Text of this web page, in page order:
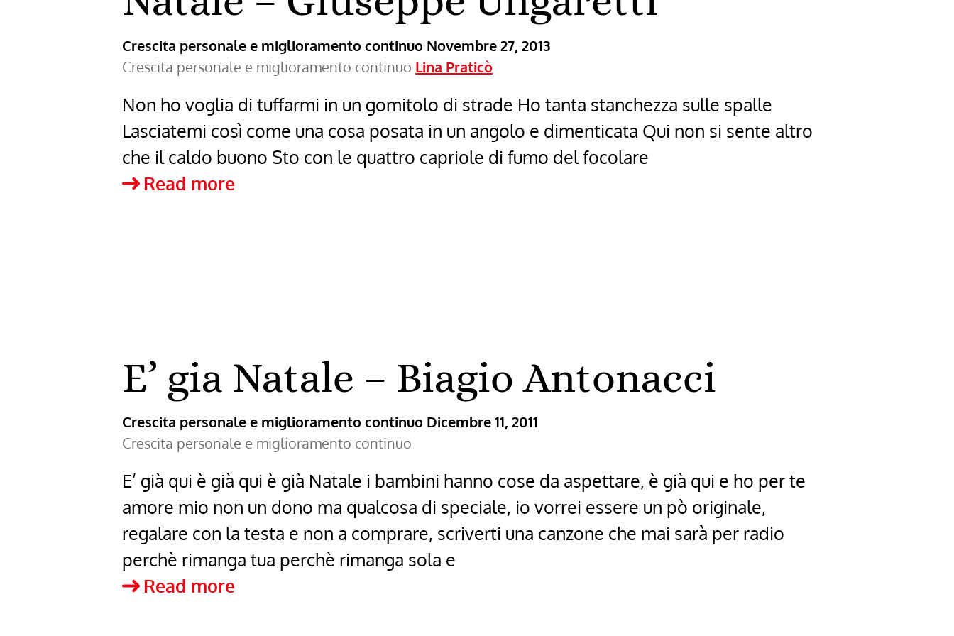
Crescita personale e miglioramento continuo Novembre 27, 2013
Crescita personale e miglioramento continuo Lina Praticò
Non ho voglia di tuffarmi in un gomitolo di strade Ho tanta stanchezza sulle spalle
Lasciatemi così come una cosa posata in un angolo e dimenticata Qui non si sente altro
che il caldo buono Sto con le quattro capriole di fumo del focolare
Read moreNatale
E’ gia Natale – Biagio Antonacci
Crescita personale e miglioramento continuo Dicembre 11, 2011
Crescita personale e miglioramento continuo
E’ già qui è già qui è già Natale i bambini hanno cose da aspettare, è già qui e ho per te
amore mio non un dono ma qualcosa di speciale, io vorrei essere un pò originale,
regalare con la testa e non a comprare, scriverti una canzone che mai sarà per radio
perchè rimanga tua perchè rimanga sola e
Read moreE’